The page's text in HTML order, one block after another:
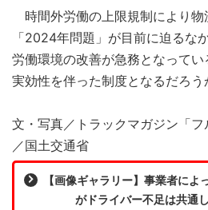
時間外労働の上限規制により物
「2024年問題」が目前に迫るな
労働環境の改善が急務となってい
実効性を伴った制度となるだろう
文・写真／トラックマガジン「
／国土交通省
【画像ギャラリー】事業者に
がドライバー不足は共通